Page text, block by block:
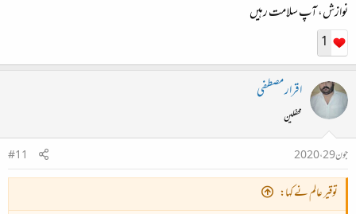
نوازش، آپ سلامت رہیں
1
اقرار مصطفی
محفلین
جون 29، 2020
#11
توقیر عالم نے کہا: